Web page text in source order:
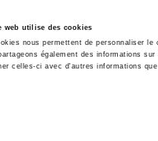
web utilise des cookies
nous permettent de personnaliser
également des informations
celles-ci avec d'autres informations
Accueil